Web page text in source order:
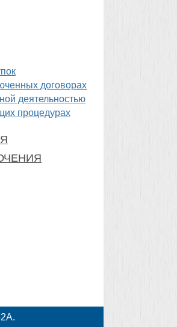
договорах
деятельностью
процедурах